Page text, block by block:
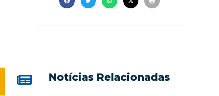
Notícias Relacionadas